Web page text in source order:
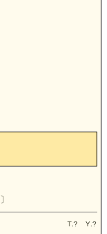
〕
T.? Y.?